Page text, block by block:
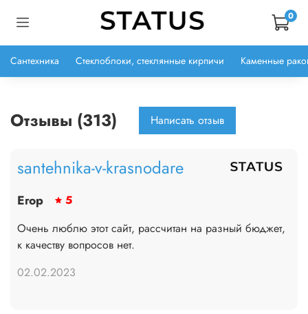
0
Сантехника Стеклоблоки, стеклянные кирпичи Каменные
Отзывы (313) Написать отзыв
santehnika-v-krasnodare
Егор
5
Очень люблю этот сайт, рассчитан на разный бюджет,
к качеству вопросов нет.
02.02.2023